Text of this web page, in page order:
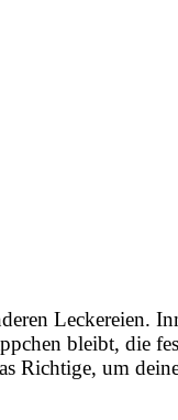
Leckereien.
bleibt, die
Richtige, um